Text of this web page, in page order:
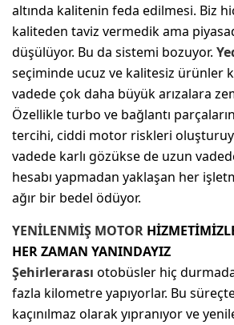
altında kalitenin feda edilmesi. Biz
kaliteden taviz vermedik ama
düşülüyor. Bu da sistemi bozuyor.
seçiminde ucuz ve kalitesiz ürünler
vadede çok daha büyük arızalara
Özellikle turbo ve bağlantı
tercihi, ciddi motor riskleri
vadede karlı gözükse de uzun
hesabı yapmadan yaklaşan her
ağır bir bedel ödüyor.
YENİLENMİŞ MOTOR
HER ZAMAN YANINDAYIZ
Şehirlerarası otobüsler hiç
fazla kilometre yapıyorlar. Bu
kaçınılmaz olarak yıpranıyor ve